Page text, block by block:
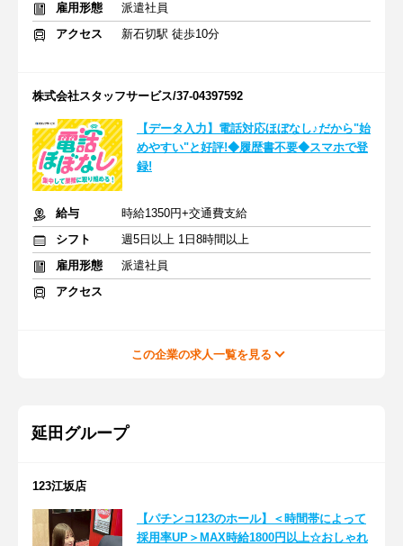
雇用形態
派遣社員
アクセス
新石切駅 徒歩10分
株式会社スタッフサービス/37-04397592
【データ入力】電話対応ほぼなし♪だから"始
めやすい"と好評!◆履歴書不要◆スマホで登
録!
給与
時給1350円+交通費支給
シフト
週5日以上 1日8時間以上
雇用形態
派遣社員
アクセス
この企業の求人一覧を見る
延田グループ
123江坂店
【パチンコ123のホール】＜時間帯によって
採用率UP＞MAX時給1800円以上☆おしゃれ